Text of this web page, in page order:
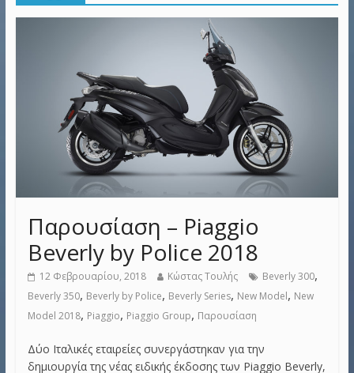
Παρουσίαση – Piaggio
Beverly by Police 2018
12 Φεβρουαρίου, 2018 Κώστας Τουλής Beverly 300,
Beverly 350, Beverly by Police, Beverly Series, New Model, New
Model 2018, Piaggio, Piaggio Group, Παρουσίαση
Δύο Ιταλικές εταιρείες συνεργάστηκαν για την
δημιουργία της νέας ειδικής έκδοσης των Piaggio Beverly,